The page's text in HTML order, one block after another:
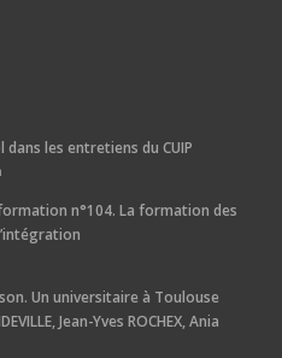
dans les entretiens du CUIP
n°104. La formation des
Un universitaire à Toulouse
Jean-Yves ROCHEX, Ania